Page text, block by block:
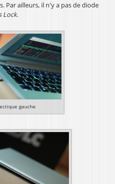
Par ailleurs, il n'y a pas de diode
Lock.
gauche